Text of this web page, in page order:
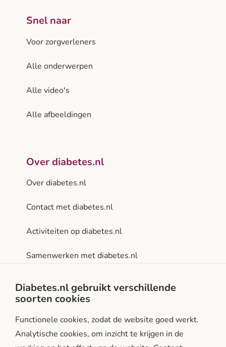
Snel naar
Voor zorgverleners
Alle onderwerpen
Alle video's
Alle afbeeldingen
Over diabetes.nl
Over diabetes.nl
Contact met diabetes.nl
Activiteiten op diabetes.nl
Samenwerken met diabetes.nl
Diabetes.nl gebruikt verschillende
soorten cookies
Functionele cookies, zodat de website goed werkt.
Analytische cookies, om inzicht te krijgen in de